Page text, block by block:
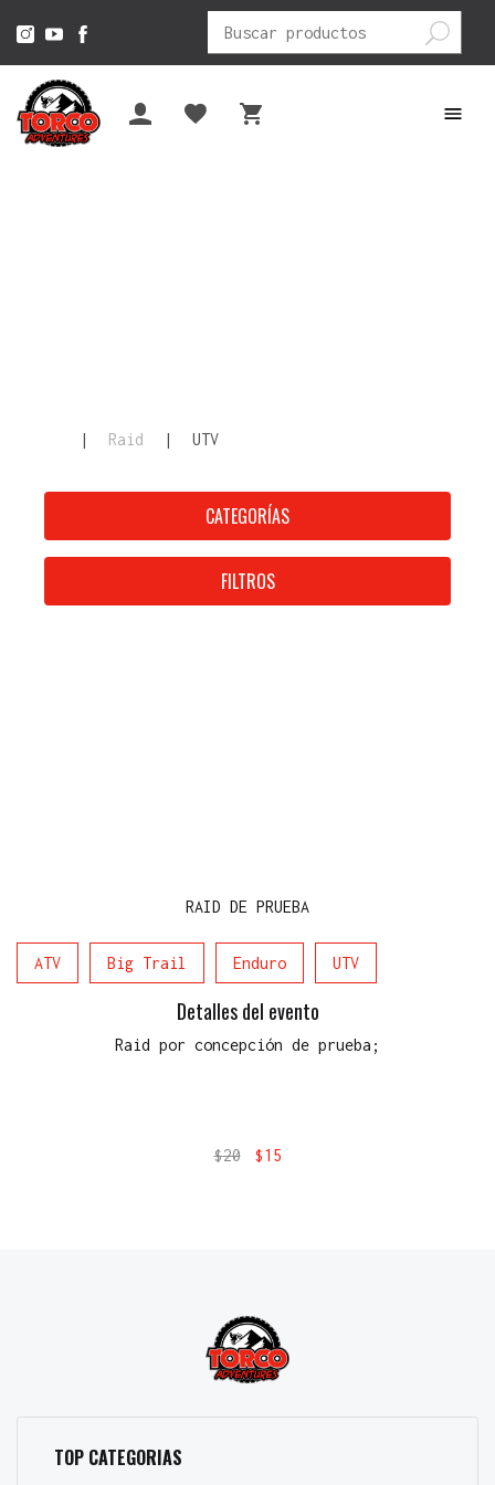
Buscar
por:
| Raid | UTV
CATEGORÍAS
FILTROS
RAID DE PRUEBA
ATV Big Trail Enduro UTV
Detalles del evento
Raid por concepción de prueba;
$20 $15
TOP CATEGORIAS